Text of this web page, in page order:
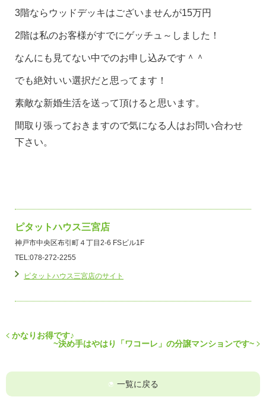
3階ならウッドデッキはございませんが15万円
2階は私のお客様がすでにゲッチュ～しました！
なんにも見てない中でのお申し込みです＾＾
でも絶対いい選択だと思ってます！
素敵な新婚生活を送って頂けると思います。
間取り張っておきますので気になる人はお問い合わせ
下さい。
ピタットハウス三宮店
神戸市中央区布引町４丁目2-6 FSビル1F
TEL:078-272-2255
ピタットハウス三宮店のサイト
かなりお得です♪
~決め手はやはり「ワコーレ」の分譲マンションです~
一覧に戻る